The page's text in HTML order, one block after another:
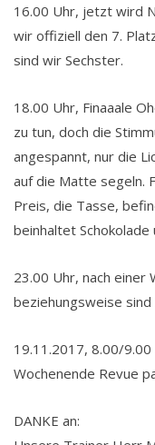
16.00 Uhr, jetzt wird
wir offiziell den 7.
sind wir Sechster.
18.00 Uhr, Finaaale
zu tun, doch die
angespannt, nur die
auf die Matte segeln.
Preis, die Tasse,
beinhaltet Schokolade
23.00 Uhr, nach einer
beziehungsweise
19.11.2017, 8.00/
Wochenende Revue
DANKE an: